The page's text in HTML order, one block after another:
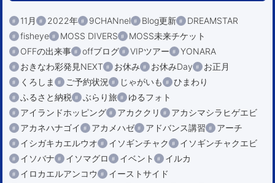
11月 2022年 9CHANnel Blog更新
DREAMSTAR
fisheye
MOSS DIVERS
MOSS未来チケット
OFFの出来事
offブログ VIPツアー
YONARA
おきなわ彩発見NEXT
お休み お休みDay
お正月
くろしま
ご予約状況 じゃがいも
ひまわり
ふるさと納税
ぶらり旅
ゆるフォト
アイランドホッピング
アカククリ
アカシマシラヒゲエビ
アカネハナゴイ
アカメハゼ アドバンス講習
アーチ
イシガキカエルウオ
イソギンチャク
イソギンチャクエビ
イソバナ
イソマグロ イベント
イルカ
イロカエルアンコウ
イーストサイド